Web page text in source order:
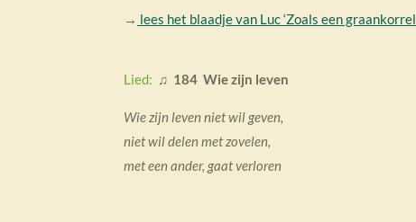
→ lees het blaadje van Luc ‘Zoals een
Lied: ♫ 184 Wie zijn leven
Wie zijn leven niet wil geven,
niet wil delen met zovelen,
met een ander, gaat verloren